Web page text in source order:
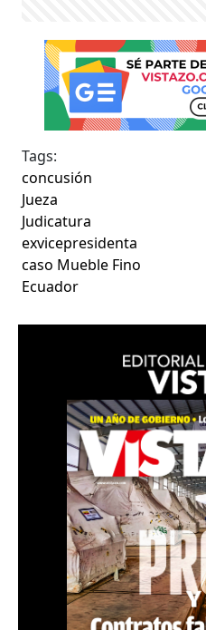
Tags:
concusión
Jueza
Judicatura
exvicepresidenta
caso Mueble Fino
Ecuador